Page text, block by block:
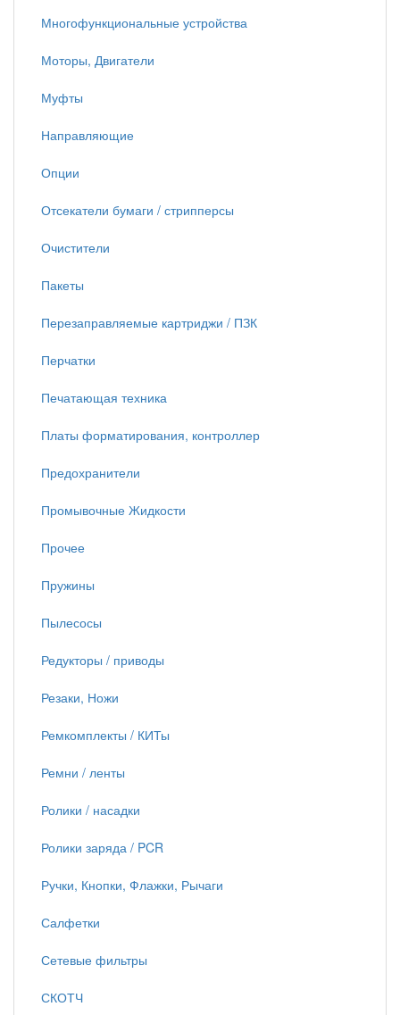
Многофункциональные устройства
Моторы, Двигатели
Муфты
Направляющие
Опции
Отсекатели бумаги / стрипперсы
Очистители
Пакеты
Перезаправляемые картриджи / ПЗК
Перчатки
Печатающая техника
Платы форматирования, контроллер
Предохранители
Промывочные Жидкости
Прочее
Пружины
Пылесосы
Редукторы / приводы
Резаки, Ножи
Ремкомплекты / КИТы
Ремни / ленты
Ролики / насадки
Ролики заряда / PCR
Ручки, Кнопки, Флажки, Рычаги
Салфетки
Сетевые фильтры
СКОТЧ